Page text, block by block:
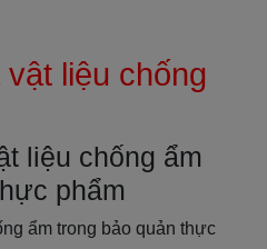
liệu chống
liệu chống ẩm
phẩm
ẩm trong bảo quản thực